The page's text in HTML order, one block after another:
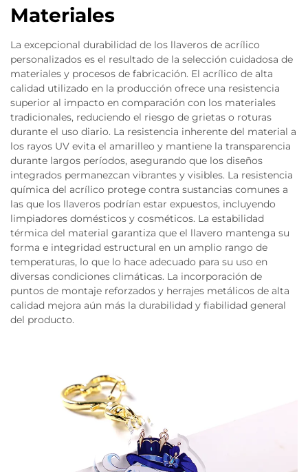
Materiales
La excepcional durabilidad de los llaveros de acrílico
personalizados es el resultado de la selección cuidadosa de
materiales y procesos de fabricación. El acrílico de alta
calidad utilizado en la producción ofrece una resistencia
superior al impacto en comparación con los materiales
tradicionales, reduciendo el riesgo de grietas o roturas
durante el uso diario. La resistencia inherente del material a
los rayos UV evita el amarilleo y mantiene la transparencia
durante largos períodos, asegurando que los diseños
integrados permanezcan vibrantes y visibles. La resistencia
química del acrílico protege contra sustancias comunes a
las que los llaveros podrían estar expuestos, incluyendo
limpiadores domésticos y cosméticos. La estabilidad
térmica del material garantiza que el llavero mantenga su
forma e integridad estructural en un amplio rango de
temperaturas, lo que lo hace adecuado para su uso en
diversas condiciones climáticas. La incorporación de
puntos de montaje reforzados y herrajes metálicos de alta
calidad mejora aún más la durabilidad y fiabilidad general
del producto.